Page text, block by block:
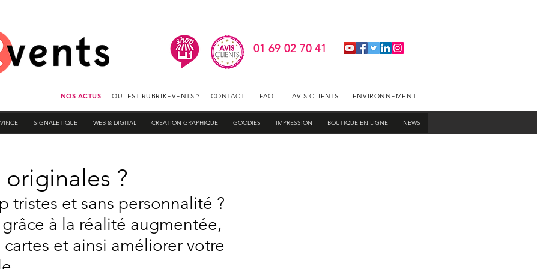
01 69 02 70 41
NOS ACTUS QUI EST RUBRIKEVENTS ? CONTACT FAQ AVIS CLIENTS ENVIRONNEMENT
SIGNALETIQUE WEB & DIGITAL CREATION GRAPHIQUE GOODIES IMPRESSION BOUTIQUE EN LIGNE NEWS
?
tristes et sans personnalité ?
à la réalité augmentée,
et ainsi améliorer votre